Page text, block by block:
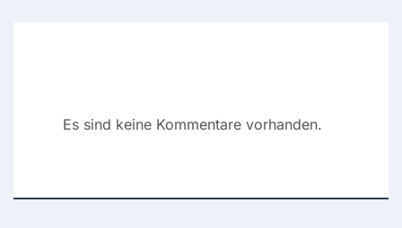
Es sind keine Kommentare vorhanden.